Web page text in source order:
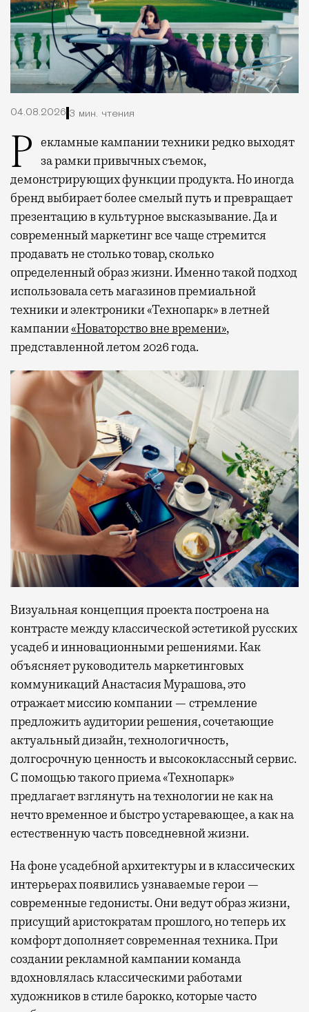
04.08.2026 3 мин. чтения
Рекламные кампании техники редко выходят
за рамки привычных съемок,
демонстрирующих функции продукта. Но иногда
бренд выбирает более смелый путь и превращает
презентацию в культурное высказывание. Да и
современный маркетинг все чаще стремится
продавать не столько товар, сколько
определенный образ жизни. Именно такой подход
использовала сеть магазинов премиальной
техники и электроники «Технопарк» в летней
кампании«Новаторство вне времени»,
представленной летом 2026 года.
Визуальная концепция проекта построена на
контрасте между классической эстетикой русских
усадеб и инновационными решениями. Как
объясняет руководитель маркетинговых
коммуникаций Анастасия Мурашова, это
отражает миссию компании — стремление
предложить аудитории решения, сочетающие
актуальный дизайн, технологичность,
долгосрочную ценность и высококлассный сервис.
С помощью такого приема «Технопарк»
предлагает взглянуть на технологии не как на
нечто временное и быстро устаревающее, а как на
естественную часть повседневной жизни.
На фоне усадебной архитектуры и в классических
интерьерах появились узнаваемые герои —
современные гедонисты. Они ведут образ жизни,
присущий аристократам прошлого, но теперь их
комфорт дополняет современная техника. При
создании рекламной кампании команда
вдохновлялась классическими работами
художников в стиле барокко, которые часто